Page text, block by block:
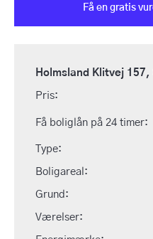
Holmsland Klitvej
Pris:
Få boliglån på 24 timer:
Type:
Boligareal:
Grund:
Værelser:
Få en gratis